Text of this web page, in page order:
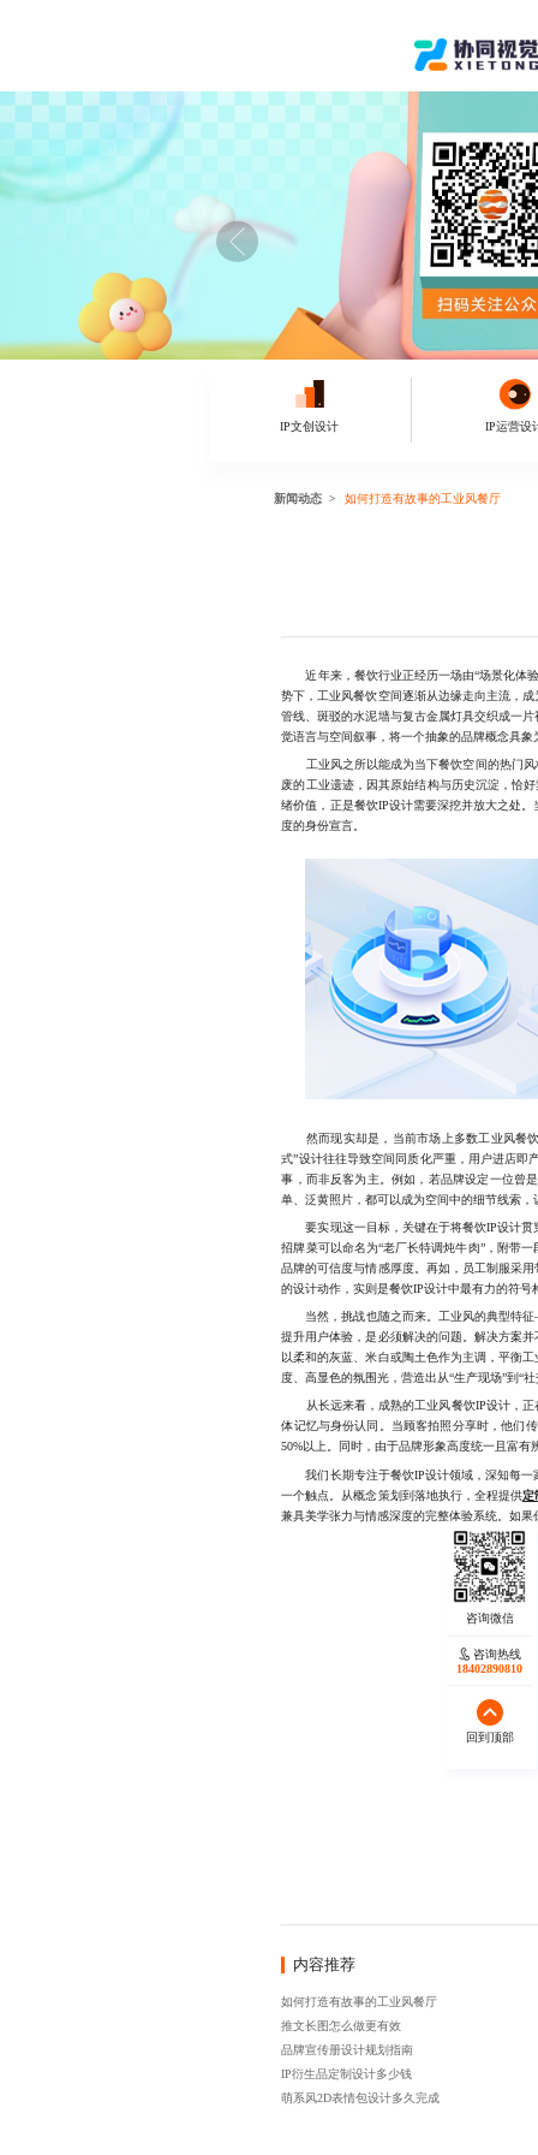
IP文创设计 IP运营设
新闻动态 如何打造有故事的工业风餐厅
近年来，餐饮行业正经历一场由“场景化体验
势下，工业风餐饮空间逐渐从边缘走向主流，
管线、斑驳的水泥墙与复古金属灯具交织成一
觉语言与空间叙事，将一个抽象的品牌概念具
工业风之所以能成为当下餐饮空间的热门风
废的工业遗迹，因其原始结构与历史沉淀，恰
绪价值，正是餐饮IP设计需要深挖并放大之处
度的身份宣言。
然而现实却是，当前市场上多数工业风餐饮
式”设计往往导致空间同质化严重，用户进店即
事，而非反客为主。例如，若品牌设定一位曾
单、泛黄照片，都可以成为空间中的细节线索
要实现这一目标，关键在于将餐饮IP设计贯
招牌菜可以命名为“老厂长特调炖牛肉”，附带
品牌的可信度与情感厚度。再如，员工制服采
的设计动作，实则是餐饮IP设计中最有力的符号
当然，挑战也随之而来。工业风的典型特征
提升用户体验，是必须解决的问题。解决方案
以柔和的灰蓝、米白或陶土色作为主调，平衡
度、高显色的氛围光，营造出从“生产现场”到“
从长远来看，成熟的工业风餐饮IP设计，正
体记忆与身份认同。当顾客拍照分享时，他们
50%以上。同时，由于品牌形象高度统一且富
我们长期专注于餐饮IP设计领域，深知每一
一个触点。从概念策划到落地执行，全程提供定
兼具美学张力与情感深度的完整体验系统。如
内容推荐
如何打造有故事的工业风餐厅
推文长图怎么做更有效
品牌宣传册设计规划指南
IP衍生品定制设计多少钱
萌系风2D表情包设计多久完成
咨询热线
18402890810
回到顶部